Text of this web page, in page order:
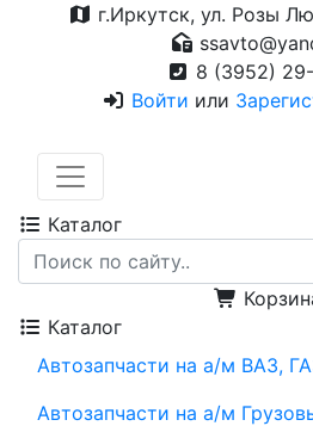
г.Иркутск, ул. Розы
8 (3952)
Войти или
Каталог
Каталог
Автозапчасти на а/м ВАЗ,
Автозапчасти на а/м